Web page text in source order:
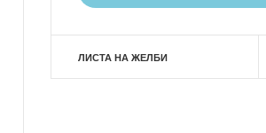
ЛИСТА НА ЖЕЛБИ